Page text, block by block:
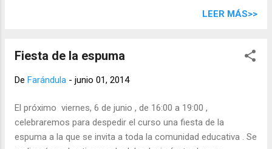
2013-2014 Memoria de actividades realizadas por el AMPA
LEER MÁS>>
Fiesta de la espuma
De Farándula - junio 01, 2014
El próximo viernes, 6 de junio , de 16:00 a 19:00 ,
celebraremos para despedir el curso una fiesta de la
espuma a la que se invita a toda la comunidad educativa . Se